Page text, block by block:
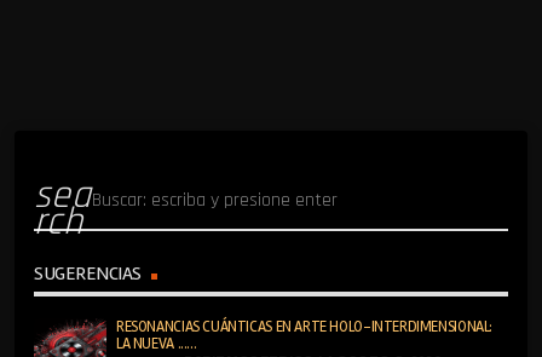
sea
rch
SUGERENCIAS
RESONANCIAS CUÁNTICAS EN ARTE HOLO-INTERDIMENSIONAL:
LA NUEVA ......